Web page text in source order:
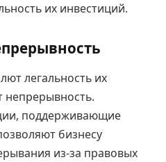
их инвестиций.
легальность их
непрерывность.
поддерживающие
бизнесу
из-за правовых